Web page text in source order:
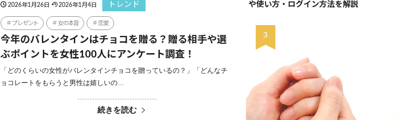
2026年1月26日 2026年1月4日 トレンド
プレゼント 女の本音 恋愛
今年のバレンタインはチョコを贈る？贈る相手や選
ぶポイントを女性100人にアンケート調査！
「どのくらいの女性がバレンタインチョコを贈っているの？」「どんなチ
ョコレートをもらうと男性は嬉しいの…
続きを読む
や使い方・ログイン方法を解説